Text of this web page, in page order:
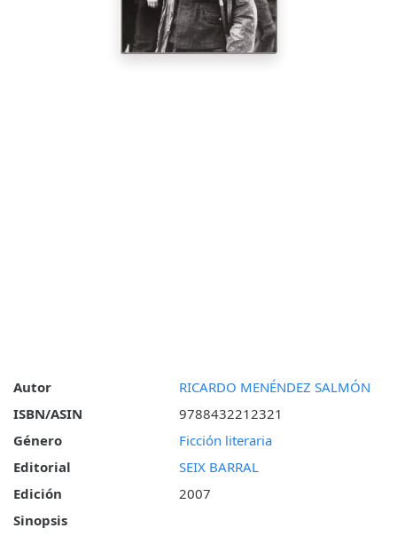
Autor
RICARDO MENÉNDEZ SALMÓN
ISBN/ASIN
9788432212321
Género
Ficción literaria
Editorial
SEIX BARRAL
Edición
2007
Sinopsis